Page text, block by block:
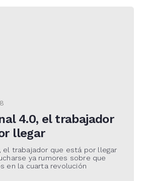
4.0, el trabajador
llegar
el trabajador que está por llegar
ya rumores sobre que
en la cuarta revolución